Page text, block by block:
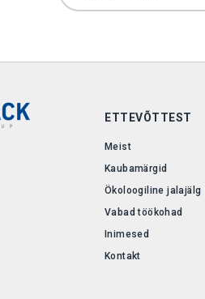
ETTEVÕTTEST
Meist
Kaubamärgid
Ökoloogiline jalajälg
Vabad töökohad
Inimesed
Kontakt